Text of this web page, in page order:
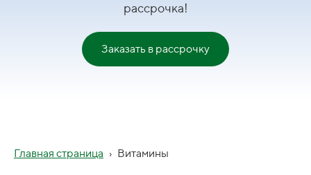
рассрочка!
Заказать в рассрочку
Главная страница › Витамины